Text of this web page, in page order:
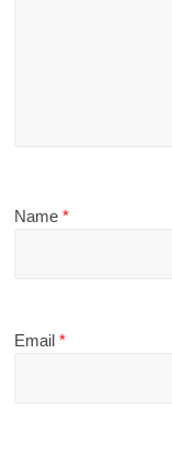
Name*
Email*